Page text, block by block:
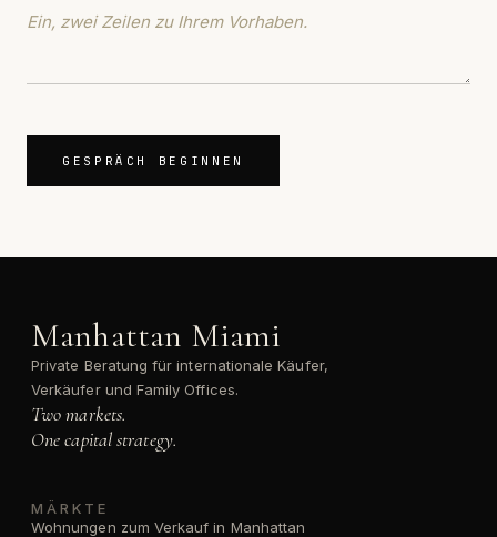
GESPRÄCH BEGINNEN
Manhattan Miami
Private Beratung für internationale Käufer,
Verkäufer und Family Offices.
Two markets.
One capital strategy.
MÄRKTE
Wohnungen zum Verkauf in Manhattan